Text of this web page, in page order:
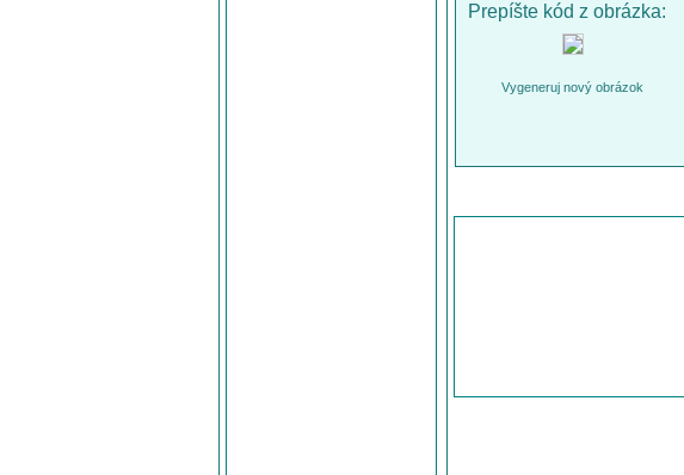
Prepíšte kód z obrázka:
Vygeneruj nový obrázok